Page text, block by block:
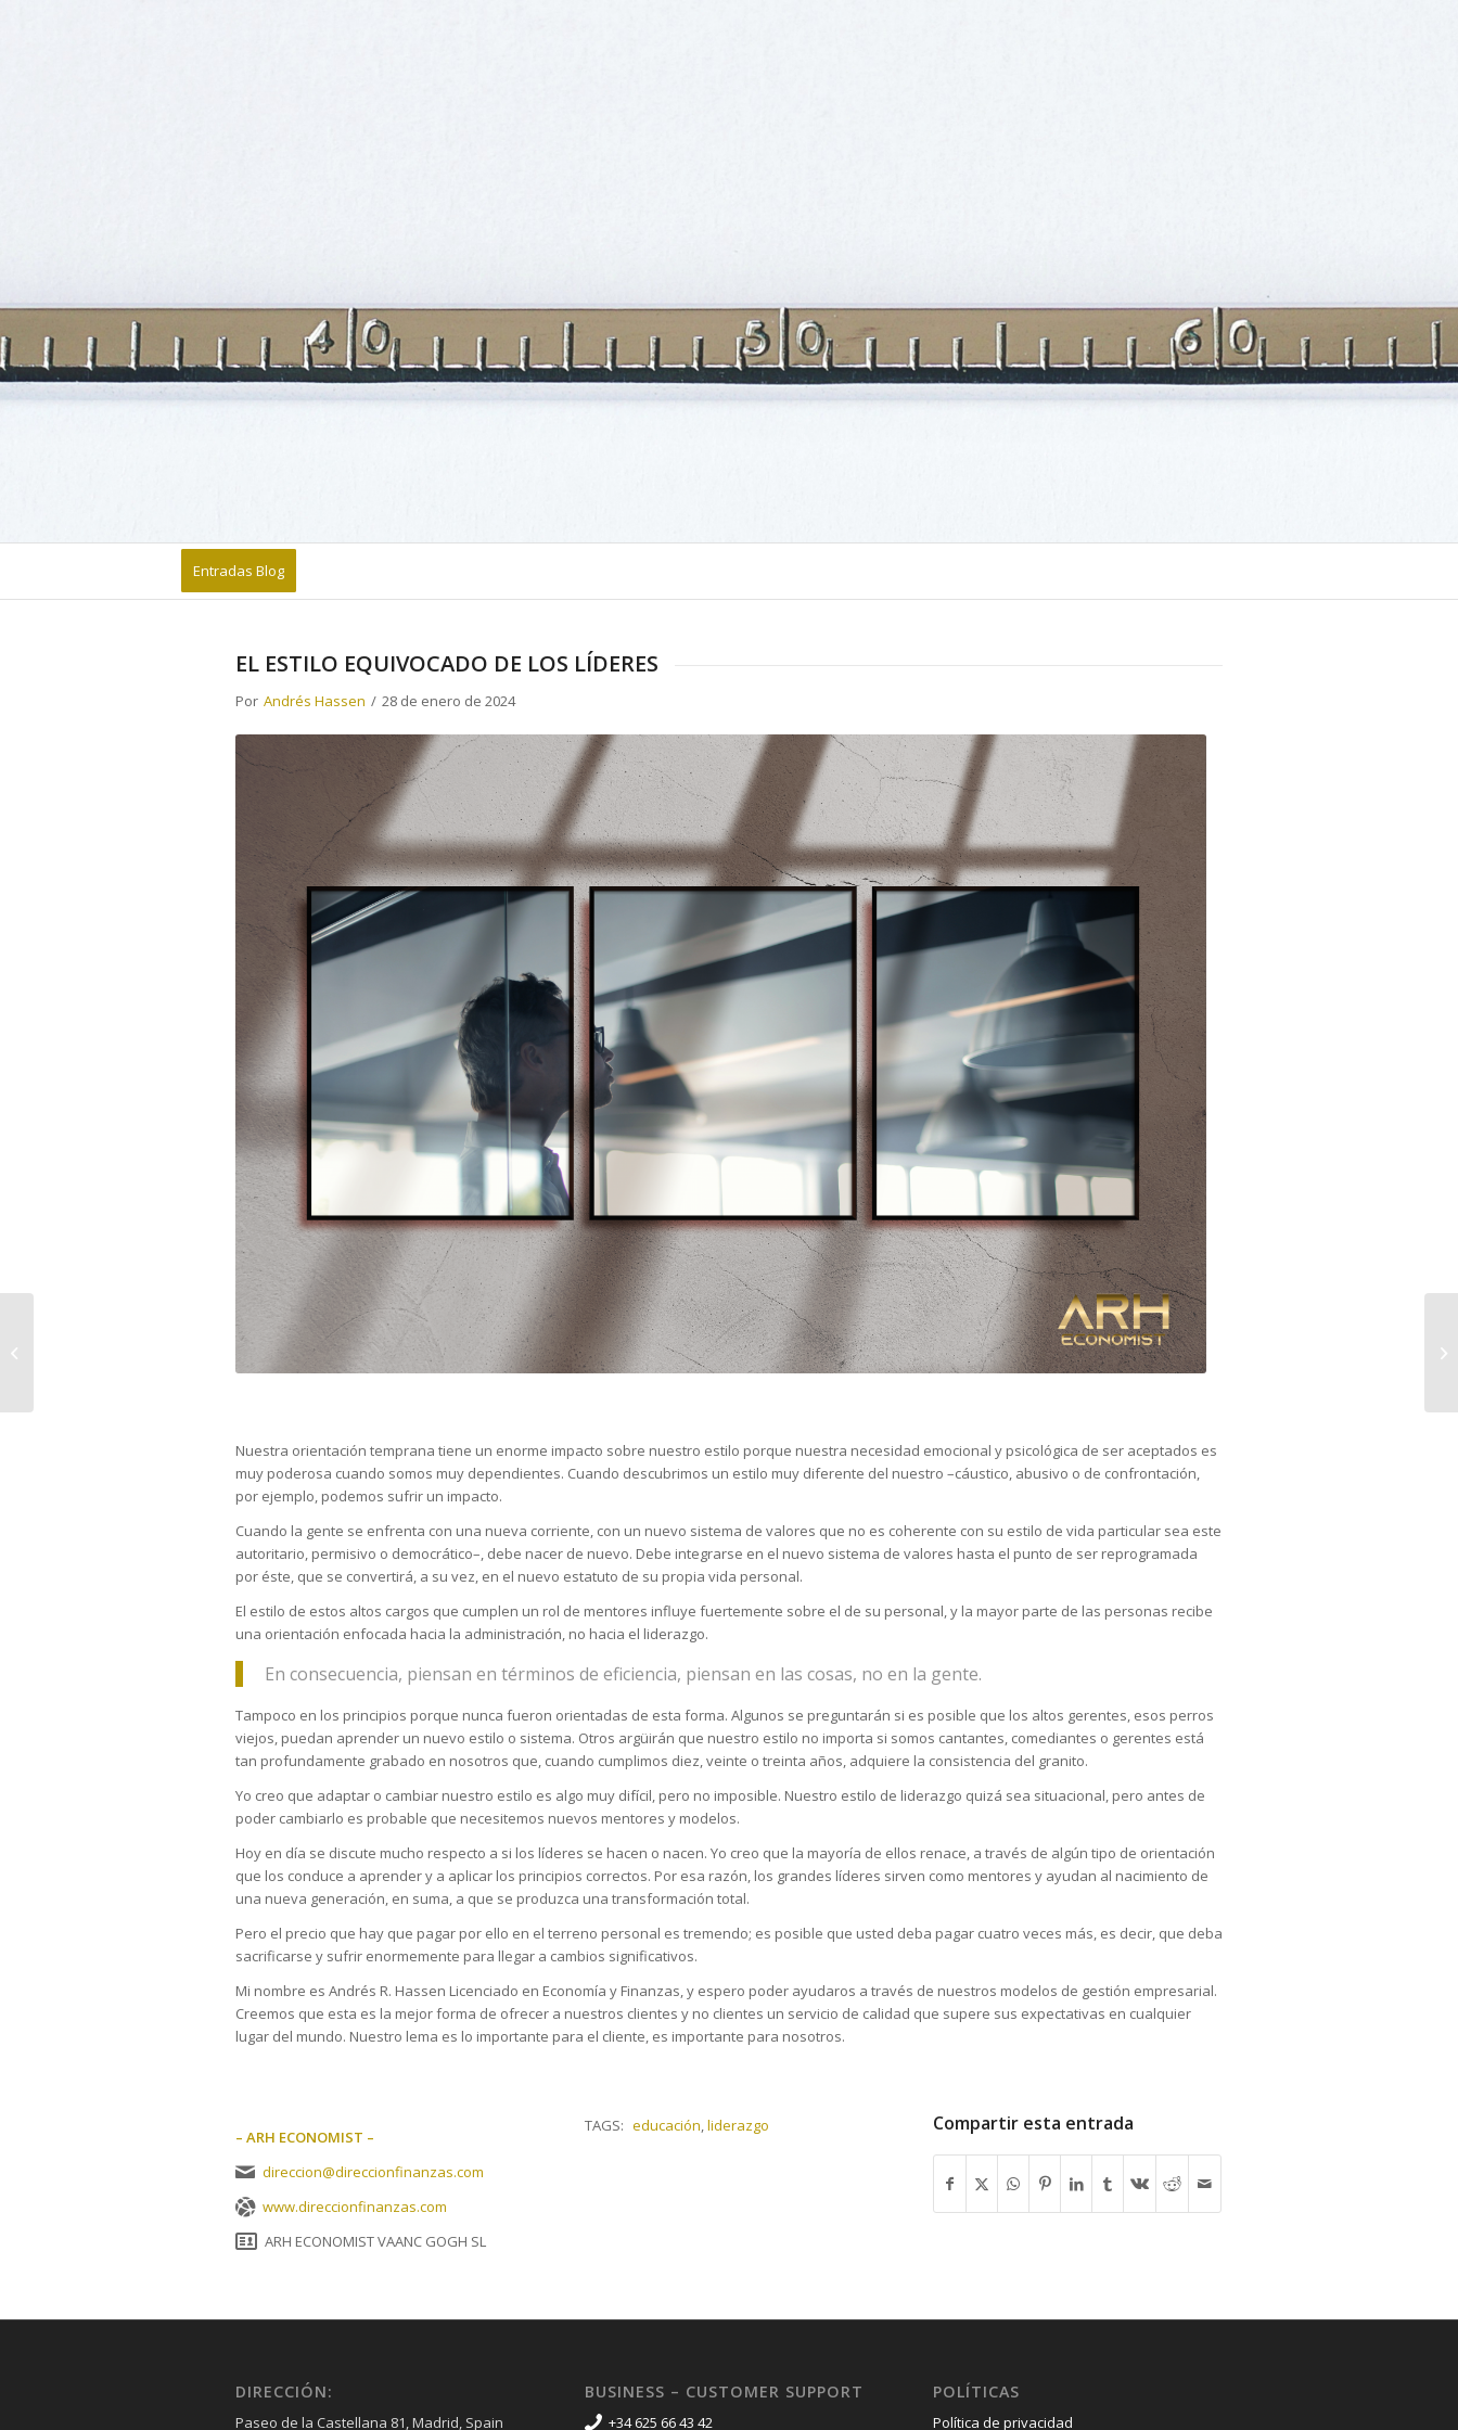
Entradas Blog
EL ESTILO EQUIVOCADO DE LOS LÍDERES
Por Andrés Hassen / 28 de enero de 2024
Nuestra orientación temprana tiene un enorme impacto sobre nuestro estilo porque nuestra necesidad emocional y psicológica de ser aceptados es
muy poderosa cuando somos muy dependientes. Cuando descubrimos un estilo muy diferente del nuestro –cáustico, abusivo o de confrontación,
por ejemplo, podemos sufrir un impacto.
Cuando la gente se enfrenta con una nueva corriente, con un nuevo sistema de valores que no es coherente con su estilo de vida particular sea este
autoritario, permisivo o democrático–, debe nacer de nuevo. Debe integrarse en el nuevo sistema de valores hasta el punto de ser reprogramada
por éste, que se convertirá, a su vez, en el nuevo estatuto de su propia vida personal.
El estilo de estos altos cargos que cumplen un rol de mentores influye fuertemente sobre el de su personal, y la mayor parte de las personas recibe
una orientación enfocada hacia la administración, no hacia el liderazgo.
En consecuencia, piensan en términos de eficiencia, piensan en las cosas, no en la gente.
Tampoco en los principios porque nunca fueron orientadas de esta forma. Algunos se preguntarán si es posible que los altos gerentes, esos perros
viejos, puedan aprender un nuevo estilo o sistema. Otros argüirán que nuestro estilo no importa si somos cantantes, comediantes o gerentes está
tan profundamente grabado en nosotros que, cuando cumplimos diez, veinte o treinta años, adquiere la consistencia del granito.
Yo creo que adaptar o cambiar nuestro estilo es algo muy difícil, pero no imposible. Nuestro estilo de liderazgo quizá sea situacional, pero antes de
poder cambiarlo es probable que necesitemos nuevos mentores y modelos.
Hoy en día se discute mucho respecto a si los líderes se hacen o nacen. Yo creo que la mayoría de ellos renace, a través de algún tipo de orientación
que los conduce a aprender y a aplicar los principios correctos. Por esa razón, los grandes líderes sirven como mentores y ayudan al nacimiento de
una nueva generación, en suma, a que se produzca una transformación total.
Pero el precio que hay que pagar por ello en el terreno personal es tremendo; es posible que usted deba pagar cuatro veces más, es decir, que deba
sacrificarse y sufrir enormemente para llegar a cambios significativos.
Mi nombre es Andrés R. Hassen Licenciado en Economía y Finanzas, y espero poder ayudaros a través de nuestros modelos de gestión empresarial.
Creemos que esta es la mejor forma de ofrecer a nuestros clientes y no clientes un servicio de calidad que supere sus expectativas en cualquier
lugar del mundo. Nuestro lema es lo importante para el cliente, es importante para nosotros.
– ARH ECONOMIST –
direccion@direccionfinanzas.com
www.direccionfinanzas.com
ARH ECONOMIST VAANC GOGH SL
TAGS: educación,liderazgo Compartir esta entrada
DIRECCIÓN:
Paseo de la Castellana 81, Madrid, Spain
BUSINESS – CUSTOMER SUPPORT
+34 625 66 43 42
POLÍTICAS
Política de privacidad